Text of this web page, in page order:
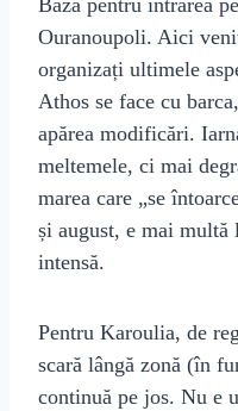
Baza pentru intrarea
Ouranoupoli. Aici
organizați ultimele
Athos se face cu
apărea modificări.
meltemele, ci mai
marea care „se
și august, e mai multă
intensă.
Pentru Karoulia, de
scară lângă zonă (în
continuă pe jos. Nu e